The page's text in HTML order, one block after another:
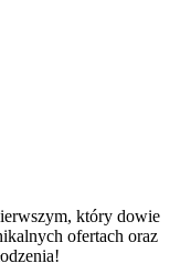
który dowie
ofertach oraz